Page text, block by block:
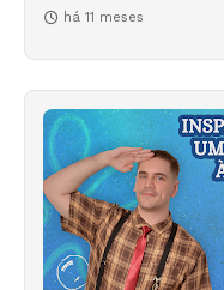
há 11 meses